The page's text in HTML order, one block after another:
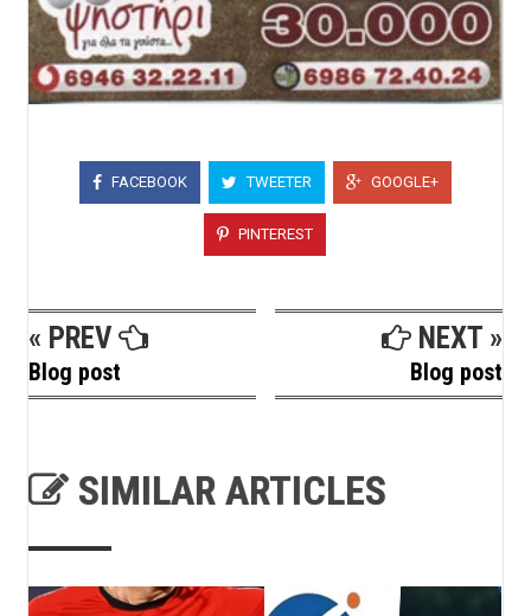
FACEBOOK TWEETER GOOGLE+
PINTEREST
« PREV
Blog post
NEXT »
Blog post
SIMILAR ARTICLES